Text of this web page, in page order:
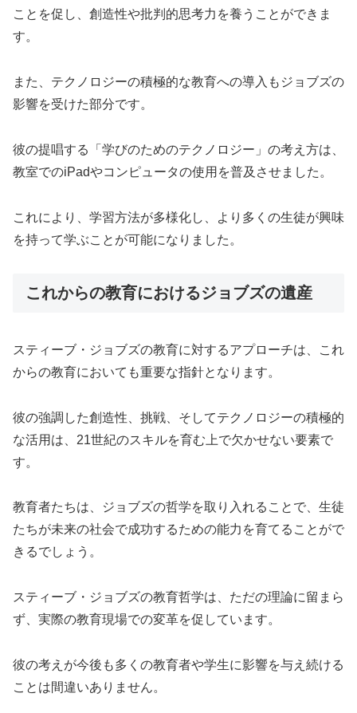
ことを促し、創造性や批判的思考力を養うことができま
す。
また、テクノロジーの積極的な教育への導入もジョブズの
影響を受けた部分です。
彼の提唱する「学びのためのテクノロジー」の考え方は、
教室でのiPadやコンピュータの使用を普及させました。
これにより、学習方法が多様化し、より多くの生徒が興味
を持って学ぶことが可能になりました。
これからの教育におけるジョブズの遺産
スティーブ・ジョブズの教育に対するアプローチは、これ
からの教育においても重要な指針となります。
彼の強調した創造性、挑戦、そしてテクノロジーの積極的
な活用は、21世紀のスキルを育む上で欠かせない要素で
す。
教育者たちは、ジョブズの哲学を取り入れることで、生徒
たちが未来の社会で成功するための能力を育てることがで
きるでしょう。
スティーブ・ジョブズの教育哲学は、ただの理論に留まら
ず、実際の教育現場での変革を促しています。
彼の考えが今後も多くの教育者や学生に影響を与え続ける
ことは間違いありません。